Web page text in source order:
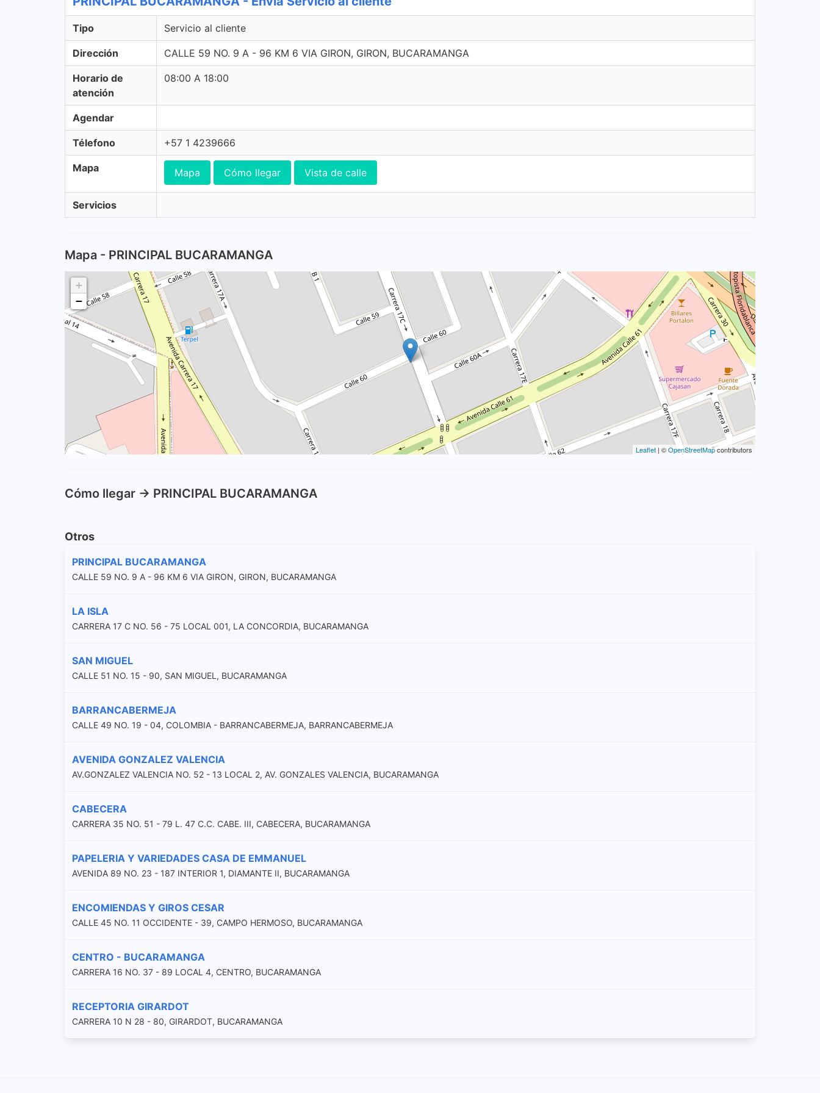
Tipo Servicio al cliente
Dirección CALLE 59 NO. 9 A - 96 KM 6 VIA GIRON, GIRON, BUCARAMANGA
Horario de
atención
08:00 A 18:00
Agendar
Télefono +57 1 4239666
Mapa Mapa Cómo llegar Vista de calle
Servicios
Mapa - PRINCIPAL BUCARAMANGA
+
−
Leaflet | ©OpenStreetMapcontributors
Cómo llegar -> PRINCIPAL BUCARAMANGA
Otros
PRINCIPAL BUCARAMANGA
CALLE 59 NO. 9 A - 96 KM 6 VIA GIRON, GIRON, BUCARAMANGA
LA ISLA
CARRERA 17 C NO. 56 - 75 LOCAL 001, LA CONCORDIA, BUCARAMANGA
SAN MIGUEL
CALLE 51 NO. 15 - 90, SAN MIGUEL, BUCARAMANGA
BARRANCABERMEJA
CALLE 49 NO. 19 - 04, COLOMBIA - BARRANCABERMEJA, BARRANCABERMEJA
AVENIDA GONZALEZ VALENCIA
AV.GONZALEZ VALENCIA NO. 52 - 13 LOCAL 2, AV. GONZALES VALENCIA, BUCARAMANGA
CABECERA
CARRERA 35 NO. 51 - 79 L. 47 C.C. CABE. III, CABECERA, BUCARAMANGA
PAPELERIA Y VARIEDADES CASA DE EMMANUEL
AVENIDA 89 NO. 23 - 187 INTERIOR 1, DIAMANTE II, BUCARAMANGA
ENCOMIENDAS Y GIROS CESAR
CALLE 45 NO. 11 OCCIDENTE - 39, CAMPO HERMOSO, BUCARAMANGA
CENTRO - BUCARAMANGA
CARRERA 16 NO. 37 - 89 LOCAL 4, CENTRO, BUCARAMANGA
RECEPTORIA GIRARDOT
CARRERA 10 N 28 - 80, GIRARDOT, BUCARAMANGA